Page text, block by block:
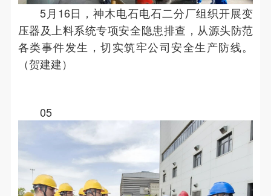
5月16日，神木电石电石二分厂组织开展变
压器及上料系统专项安全隐患排查，从源头防范
各类事件发生，切实筑牢公司安全生产防线。
（贺建建）
05